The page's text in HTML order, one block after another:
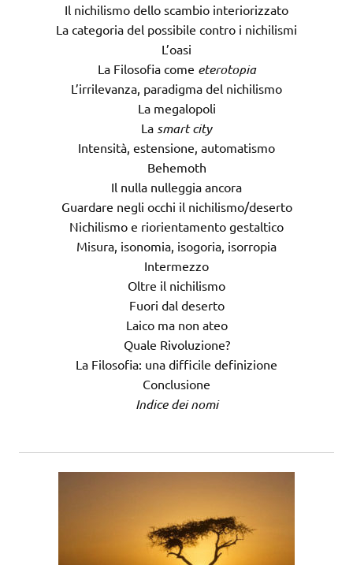
Il nichilismo dello scambio interiorizzato
La categoria del possibile contro i nichilismi
L’oasi
La Filosofia come eterotopia
L’irrilevanza, paradigma del nichilismo
La megalopoli
La smart city
Intensità, estensione, automatismo
Behemoth
Il nulla nulleggia ancora
Guardare negli occhi il nichilismo/deserto
Nichilismo e riorientamento gestaltico
Misura, isonomia, isogoria, isorropia
Intermezzo
Oltre il nichilismo
Fuori dal deserto
Laico ma non ateo
Quale Rivoluzione?
La Filosofia: una difficile definizione
Conclusione
Indice dei nomi